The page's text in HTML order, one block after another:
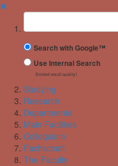
✖
Suchbegriff
Search with Google™
Use Internal Search
(limited result quality)
Studying
Research
Departments
Main Facilities
Colloquium
Fachschaft
The Faculty